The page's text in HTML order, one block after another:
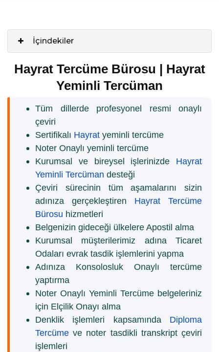
İçindekiler
Hayrat Tercüme Bürosu | Hayrat
Yeminli Tercüman
Tüm dillerde profesyonel resmi onaylı
çeviri
Sertifikalı Hayrat yeminli tercüme
Noter Onaylı yeminli tercüme
Kurumsal ve bireysel işlerinizde Hayrat
Yeminli Tercüman desteği
Çeviri sürecinin tüm aşamalarını sizin
adınıza gerçekleştiren Hayrat Tercüme
Bürosu hizmetleri
Belgenizin gideceği ülkelere Apostil alma
Kurumsal müşterilerimiz adına Ticaret
Odaları evrak tasdik işlemlerini yapma
Adınıza Konsolosluk Onaylı tercüme
yaptırma
Noter Onaylı Yeminli Tercüme belgeleriniz
için Elçilik Onayı alma
Denklik işlemleri kapsamında Diploma
Tercüme ve noter tasdikli transkript çeviri
işlemleri